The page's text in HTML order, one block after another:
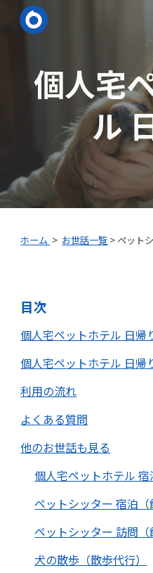
Skip to main content
個人宅
ル
ホーム > お世話一覧 > ペット
目次
個人宅ペットホテル 日帰
個人宅ペットホテル 日帰
利用の流れ
よくある質問
他のお世話も見る
個人宅ペットホテル 宿
ペットシッター 宿泊（
ペットシッター 訪問（
犬の散歩（散歩代行）